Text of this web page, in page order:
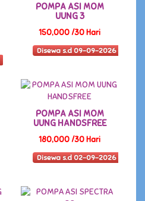
POMPA ASI MOM
UUNG 3
150,000 /30 Hari
Disewa s.d 09-09-2026
POMPA ASI MOM
UUNG HANDSFREE
180,000 /30 Hari
Disewa s.d 02-09-2026